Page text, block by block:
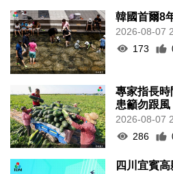
韓國首爾8
2026-08-07
173
專家指長
患籲勿跟風
2026-08-07
286
四川宜賓